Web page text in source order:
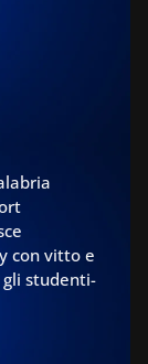
con vitto e
studenti-